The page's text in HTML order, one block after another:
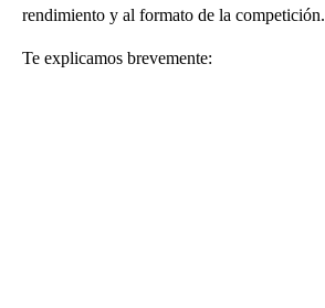
rendimiento y al formato de la competición.
Te explicamos brevemente: